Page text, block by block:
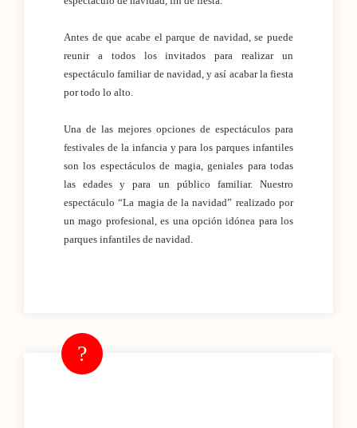
Antes de que acabe el parque de navidad, se puede
reunir a todos los invitados para realizar un
espectáculo familiar de navidad, y así acabar la fiesta
por todo lo alto.
Una de las mejores opciones de espectáculos para
festivales de la infancia y para los parques infantiles
son los espectáculos de magia, geniales para todas
las edades y para un público familiar. Nuestro
espectáculo “La magia de la navidad” realizado por
un mago profesional, es una opción idónea para los
parques infantiles de navidad.